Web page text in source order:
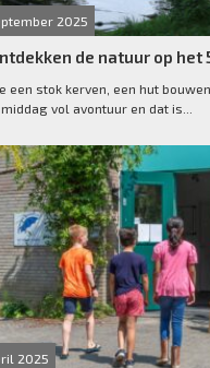
2025
de natuur op
een stok kerven, een hut
vol avontuur en dat is...
2025